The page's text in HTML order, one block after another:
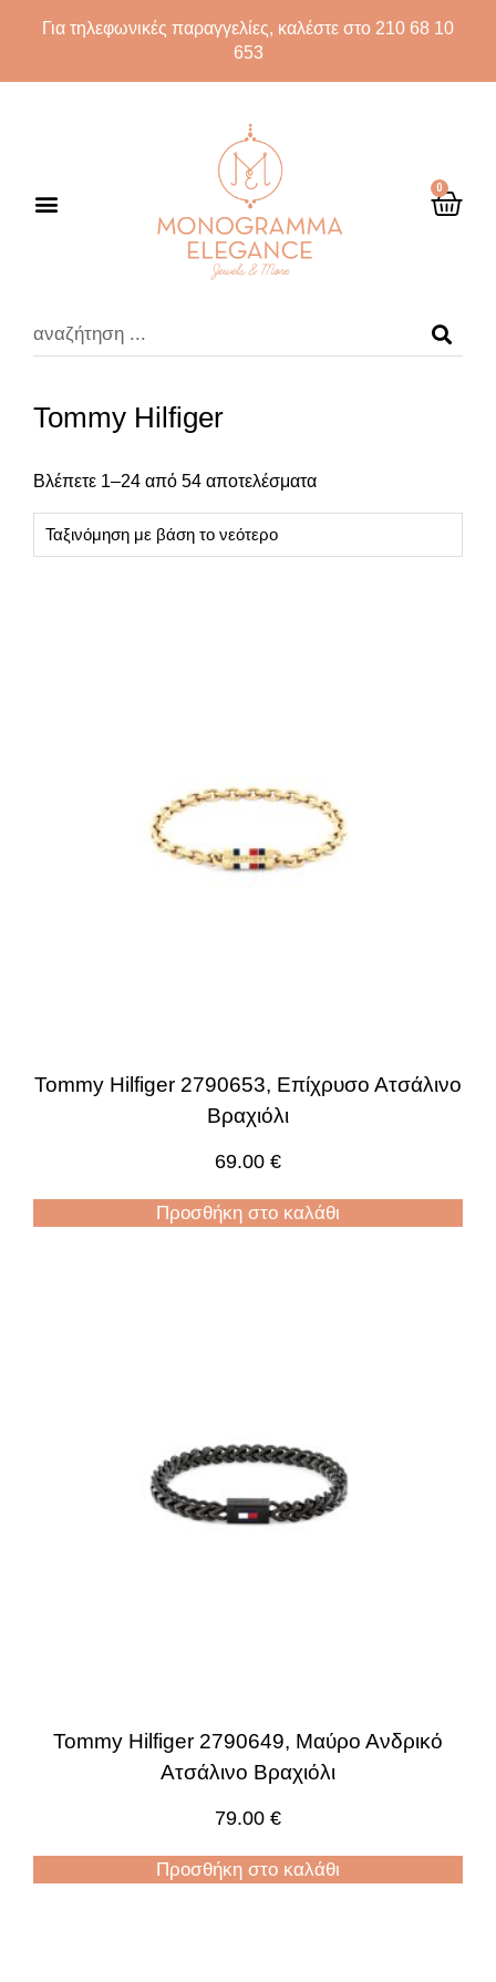
Για τηλεφωνικές παραγγελίες, καλέστε στο 210 68 10
653
0
Tommy Hilfiger
Βλέπετε 1–24 από 54 αποτελέσματα
Tommy Hilfiger 2790653, Επίχρυσο Ατσάλινο
Βραχιόλι
69.00 €
Προσθήκη στο καλάθι
Tommy Hilfiger 2790649, Μαύρο Ανδρικό
Ατσάλινο Βραχιόλι
79.00 €
Προσθήκη στο καλάθι